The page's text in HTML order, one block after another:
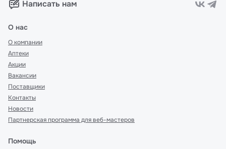
Написать нам
О нас
О компании
Аптеки
Акции
Вакансии
Поставщики
Контакты
Новости
Партнерская программа для веб-мастеров
Помощь